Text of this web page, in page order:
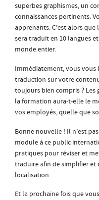
superbes graphismes, un
connaissances pertinents.
apprenants. C’est alors
sera traduit en 10 langues
monde entier.
Immédiatement, vous vous
traduction sur votre
toujours bien compris ? Les
la formation aura-t-elle le
vos employés, quelle que
Bonne nouvelle ! Il n’est
module à ce public
pratiques pour réviser et
traduire afin de simplifier et
localisation.
Et la prochaine fois que